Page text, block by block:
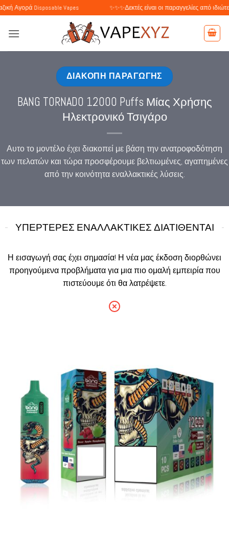
Μετάβαση
στο
περιεχόμενο
Vapes ✨✨✨Δεκτές είναι οι παραγγελίες από ιδιώτες και
ΔΙΑΚΟΠΗ ΠΑΡΑΓΩΓΗΣ
BANG TORNADO 12000 Puffs Μίας Χρήσης
Ηλεκτρονικό Τσιγάρο
Αυτο το μοντέλο έχει διακοπεί με βάση την ανατροφοδότηση
των πελατών και τώρα προσφέρουμε βελτιωμένες, αγαπημένες
από την κοινότητα εναλλακτικές λύσεις.
ΥΠΈΡΤΕΡΕΣ ΕΝΑΛΛΑΚΤΙΚΈΣ ΔΙΑΤΊΘΕΝΤΑΙ
Η εισαγωγή σας έχει σημασία! Η νέα μας έκδοση διορθώνει
προηγούμενα προβλήματα για μια πιο ομαλή εμπειρία που
πιστεύουμε ότι θα λατρέψετε.